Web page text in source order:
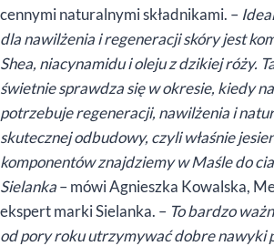
cennymi naturalnymi składnikami. –
dla nawilżenia i regeneracji skóry jest
Shea, niacynamidu i oleju z dzikiej róży.
świetnie sprawdza się w okresie, kiedy
potrzebuje regeneracji, nawilżenia i
skutecznej odbudowy, czyli właśnie
komponentów znajdziemy w Maśle do
Sielanka– mówi Agnieszka Kowalska,
ekspert marki Sielanka. – To bardzo
od pory roku utrzymywać dobre nawyki